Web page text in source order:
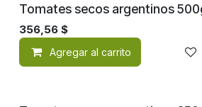
Tomates secos argentinos
356,56 $
Agregar al carrito